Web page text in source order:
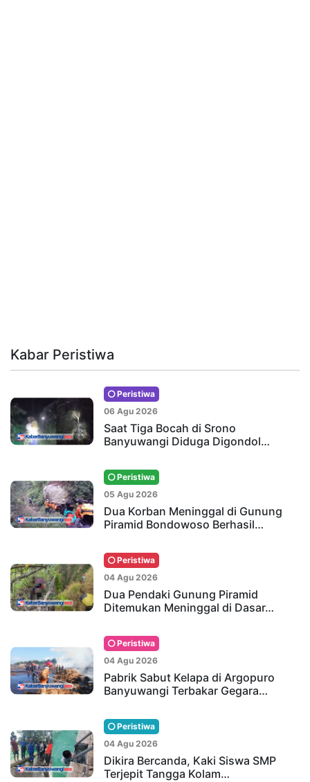
Kabar Peristiwa
Peristiwa
06 Agu 2026
Saat Tiga Bocah di Srono
Banyuwangi Diduga Digondol…
Peristiwa
05 Agu 2026
Dua Korban Meninggal di Gunung
Piramid Bondowoso Berhasil…
Peristiwa
04 Agu 2026
Dua Pendaki Gunung Piramid
Ditemukan Meninggal di Dasar…
Peristiwa
04 Agu 2026
Pabrik Sabut Kelapa di Argopuro
Banyuwangi Terbakar Gegara…
Peristiwa
04 Agu 2026
Dikira Bercanda, Kaki Siswa SMP
Terjepit Tangga Kolam…